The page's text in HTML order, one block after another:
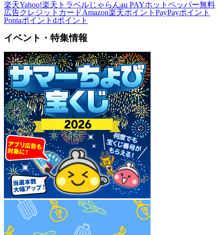
楽天Yahoo!楽天トラベルじゃらんau PAYホットペッパー無料
広告クレジットカードAmazon楽天ポイント PayPayポイント
Pontaポイント dポイント
イベント・特集情報